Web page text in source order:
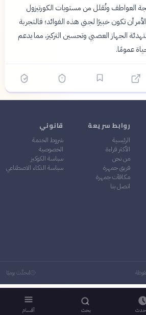
العواطف وتُقلل من مستويات الكورتيزول
أن تكون خبيرًا لجني هذه الفوائد؛ فالتجربة
الجهاز العصبي وتحسين التركيز، مما يدعم
عمومًا.
روابط سريعة
الرئيسية
الأكثر قراءة
من نحن
فريق جمهرة
مكافآت جمهرة
اتصل بنا
قانوني
شروط الخدمة
الخصوصية
سياسة الكوكيز
سياسة الذكاء الاصطناعي
مُحدَّث يوميًا
بحث أقسام